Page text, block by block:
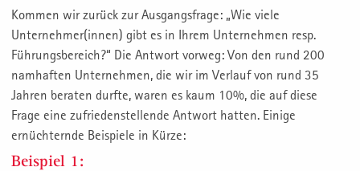
Kommen wir zurück zur Ausgangsfrage: „Wie viele
Unternehmer(innen) gibt es in Ihrem Unternehmen resp.
Führungsbereich?“ Die Antwort vorweg: Von den rund 200
namhaften Unternehmen, die wir im Verlauf von rund 35
Jahren beraten durfte, waren es kaum 10%, die auf diese
Frage eine zufriedenstellende Antwort hatten. Einige
ernüchternde Beispiele in Kürze:
Beispiel 1: